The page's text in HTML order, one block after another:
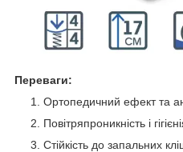
Переваги:
Ортопедичний ефект та
Повітряпроникність і
Стійкість до запальних